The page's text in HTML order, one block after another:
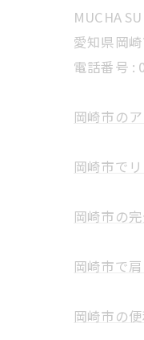
MUCHA
愛知県岡
電話番号 :
岡崎市の
岡崎市で
岡崎市の
岡崎市で
岡崎市の